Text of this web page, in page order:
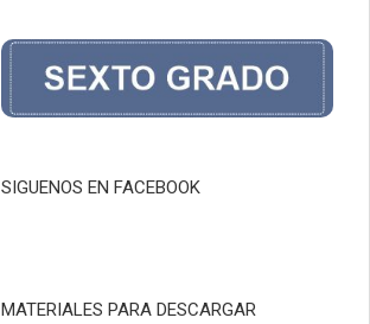
SIGUENOS EN FACEBOOK
MATERIALES PARA DESCARGAR